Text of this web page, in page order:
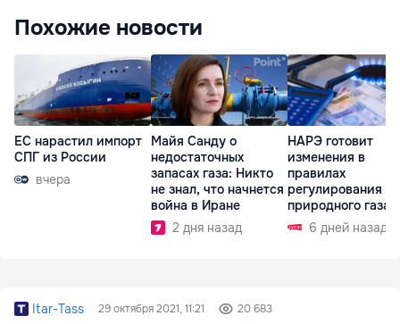
Похожие новости
ЕС нарастил импорт
СПГ из России
вчера
Майя Санду о
недостаточных
запасах газа: Никто
не знал, что начнется
война в Иране
2 дня назад
НАРЭ готовит
изменения в
правилах
регулирования
природного газа
6 дней назад
Itar-Tass 29 октября 2021, 11:21 20 683